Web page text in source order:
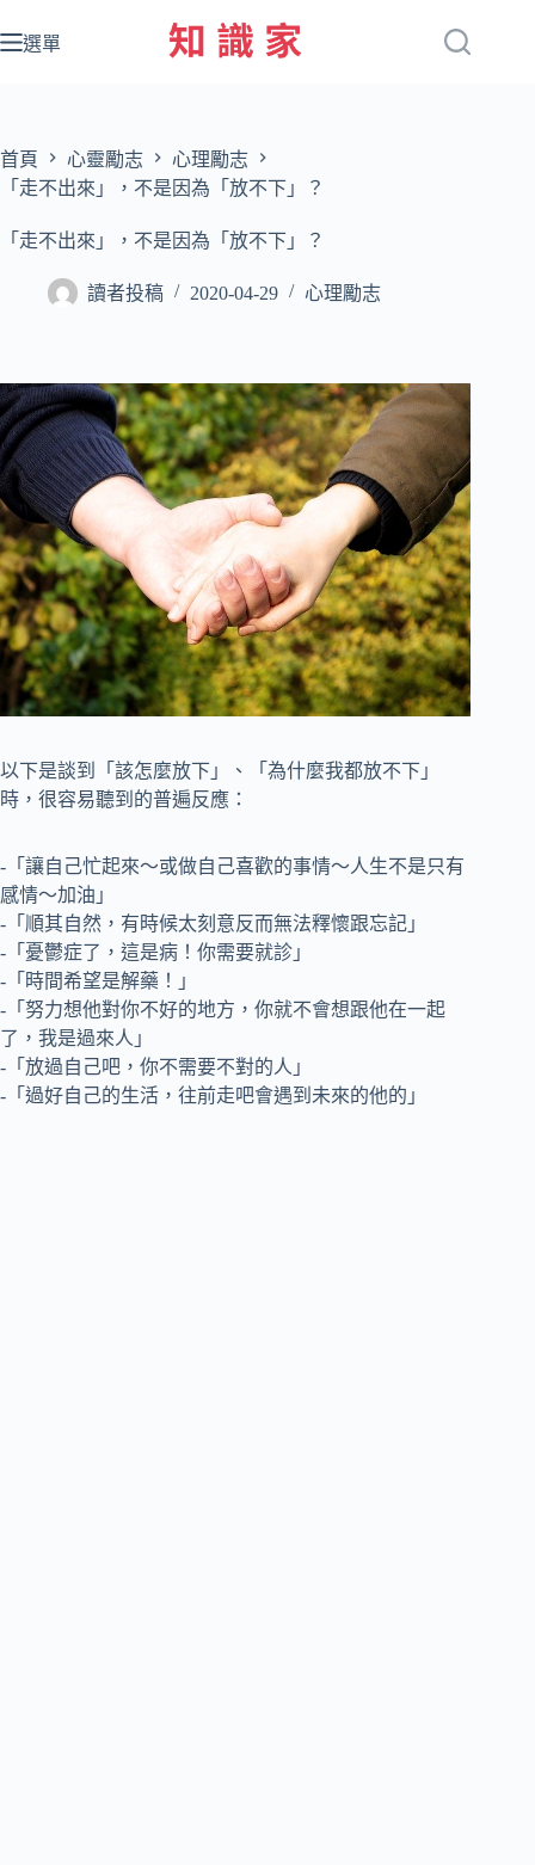
至
容
選單
首頁 心靈勵志
心理勵志
「走不出來」，不是因為「放不下」？
「走不出來」，不是因為「放不下」？
讀者投稿 2020-04-29 心理勵志
以下是談到「該怎麼放下」、「為什麼我都放不下」
時，很容易聽到的普遍反應：
-「讓自己忙起來～或做自己喜歡的事情～人生不是只有
感情～加油」
-「順其自然，有時候太刻意反而無法釋懷跟忘記」
-「憂鬱症了，這是病！你需要就診」
-「時間希望是解藥！」
-「努力想他對你不好的地方，你就不會想跟他在一起
了，我是過來人」
-「放過自己吧，你不需要不對的人」
-「過好自己的生活，往前走吧會遇到未來的他的」